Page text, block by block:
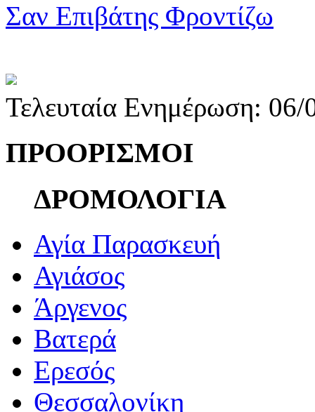
Σαν Επιβάτης Φροντίζω
Τελευταία Ενημέρωση:
ΠΡΟΟΡΙΣΜΟΙ
ΔΡΟΜΟΛΟΓΙΑ
Αγία Παρασκευή
Αγιάσος
Άργενος
Βατερά
Ερεσός
Θεσσαλονίκη